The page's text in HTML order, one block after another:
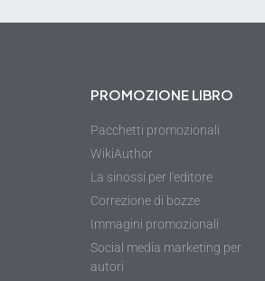
PROMOZIONE LIBRO
Pacchetti promozionali
WikiAuthor
La sinossi per l'editore
Correzione di bozze
Immagini promozionali
Social media marketing per
autori